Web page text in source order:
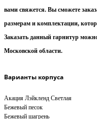
вами свяжется. Вы сможете
размерам и комплектации,
Заказать данный гарнитур
Московской области.
Варианты корпуса
Акация Лэйкленд Светлая
Бежевый песок
Бежевый шагрень